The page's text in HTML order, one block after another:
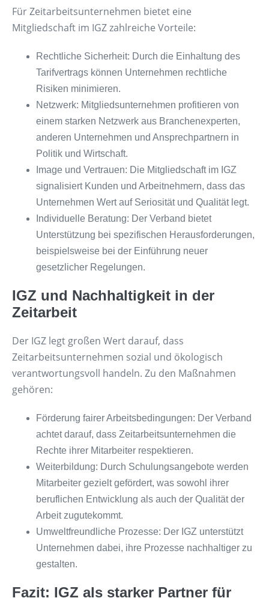
Für Zeitarbeitsunternehmen bietet eine
Mitgliedschaft im IGZ zahlreiche Vorteile:
Rechtliche Sicherheit: Durch die Einhaltung des
Tarifvertrags können Unternehmen rechtliche
Risiken minimieren.
Netzwerk: Mitgliedsunternehmen profitieren von
einem starken Netzwerk aus Branchenexperten,
anderen Unternehmen und Ansprechpartnern in
Politik und Wirtschaft.
Image und Vertrauen: Die Mitgliedschaft im IGZ
signalisiert Kunden und Arbeitnehmern, dass das
Unternehmen Wert auf Seriosität und Qualität legt.
Individuelle Beratung: Der Verband bietet
Unterstützung bei spezifischen Herausforderungen,
beispielsweise bei der Einführung neuer
gesetzlicher Regelungen.
IGZ und Nachhaltigkeit in der
Zeitarbeit
Der IGZ legt großen Wert darauf, dass
Zeitarbeitsunternehmen sozial und ökologisch
verantwortungsvoll handeln. Zu den Maßnahmen
gehören:
Förderung fairer Arbeitsbedingungen: Der Verband
achtet darauf, dass Zeitarbeitsunternehmen die
Rechte ihrer Mitarbeiter respektieren.
Weiterbildung: Durch Schulungsangebote werden
Mitarbeiter gezielt gefördert, was sowohl ihrer
beruflichen Entwicklung als auch der Qualität der
Arbeit zugutekommt.
Umweltfreundliche Prozesse: Der IGZ unterstützt
Unternehmen dabei, ihre Prozesse nachhaltiger zu
gestalten.
Fazit: IGZ als starker Partner für